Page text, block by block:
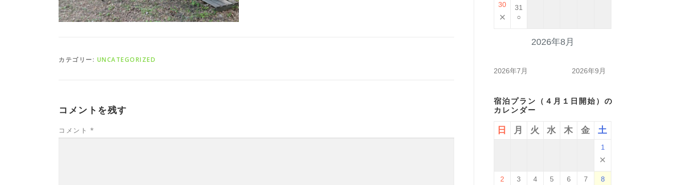
カテゴリー: UNCATEGORIZED
コメントを残す
コメント *
2026年8月
30
×
31
○
2026年7月 2026年9月
宿泊プラン（４月１日開始）の
カレンダー
日 月 火 水 木 金 土
1
×
2 3 4 5 6 7 8